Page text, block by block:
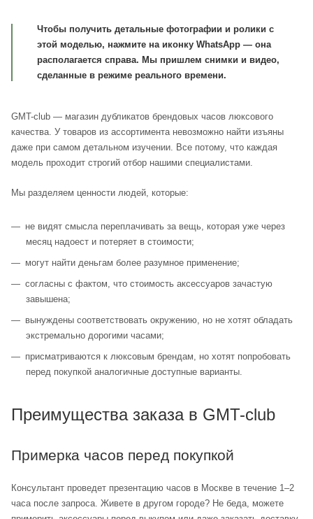
Чтобы получить детальные фотографии и ролики с
этой моделью, нажмите на иконку WhatsApp — она
располагается справа. Мы пришлем снимки и видео,
сделанные в режиме реального времени.
GMT-club — магазин дубликатов брендовых часов люксового
качества. У товаров из ассортимента невозможно найти изъяны
даже при самом детальном изучении. Все потому, что каждая
модель проходит строгий отбор нашими специалистами.
Мы разделяем ценности людей, которые:
не видят смысла переплачивать за вещь, которая уже через
месяц надоест и потеряет в стоимости;
могут найти деньгам более разумное применение;
согласны с фактом, что стоимость аксессуаров зачастую
завышена;
вынуждены соответствовать окружению, но не хотят обладать
экстремально дорогими часами;
присматриваются к люксовым брендам, но хотят попробовать
перед покупкой аналогичные доступные варианты.
Преимущества заказа в GMT-club
Примерка часов перед покупкой
Консультант проведет презентацию часов в Москве в течение 1–2
часа после запроса. Живете в другом городе? Не беда, можете